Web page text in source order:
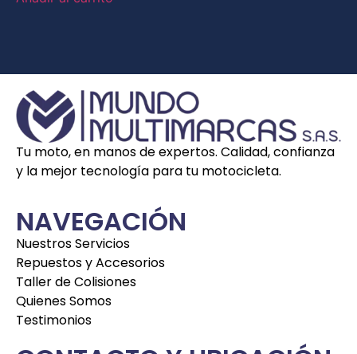
Tu moto, en manos de expertos. Calidad, confianza
y la mejor tecnología para tu motocicleta.
NAVEGACIÓN
Nuestros Servicios
Repuestos y Accesorios
Taller de Colisiones
Quienes Somos
Testimonios